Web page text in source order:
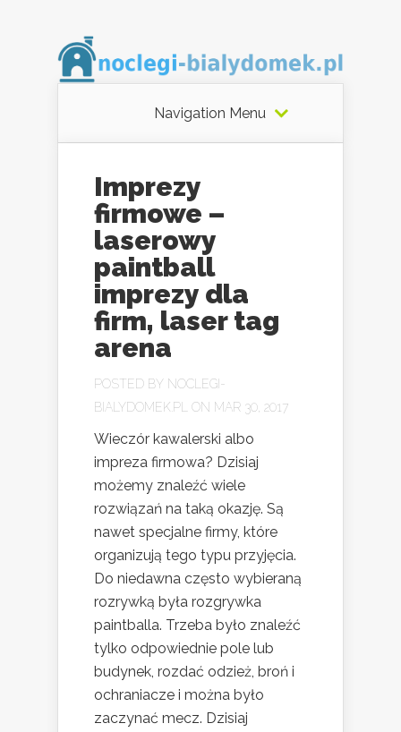
Navigation Menu
Imprezy
firmowe –
laserowy
paintball
imprezy dla
firm, laser tag
arena
POSTED BY NOCLEGI-
BIALYDOMEK.PL
ON MAR 30, 2017
Wieczór kawalerski albo
impreza firmowa? Dzisiaj
możemy znaleźć wiele
rozwiązań na taką okazję. Są
nawet specjalne firmy, które
organizują tego typu przyjęcia.
Do niedawna często wybieraną
rozrywką była rozgrywka
paintballa. Trzeba było znaleźć
tylko odpowiednie pole lub
budynek, rozdać odzież, broń i
ochraniacze i można było
zaczynać mecz. Dzisiaj